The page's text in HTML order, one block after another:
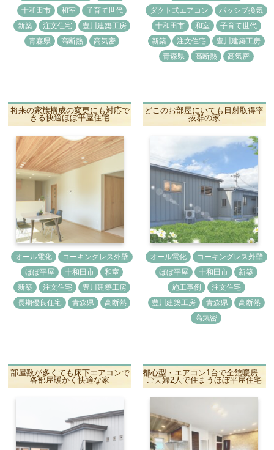
十和田市 和室 子育て世代
新築 注文住宅 豊川建築工房
青森県 高断熱 高気密
ダクト式エアコン パッシブ換気
十和田市 和室 子育て世代
新築 注文住宅 豊川建築工房
青森県 高断熱 高気密
将来の家族構成の変更にも対応で
きる快適ほぼ平屋住宅
オール電化 コーキングレス外壁
ほぼ平屋 十和田市 和室
新築 注文住宅 豊川建築工房
長期優良住宅 青森県 高断熱
どこのお部屋にいても日射取得率
抜群の家
オール電化 コーキングレス外壁
ほぼ平屋 十和田市 新築
施工事例 注文住宅
豊川建築工房 青森県 高断熱
高気密
部屋数が多くても床下エアコンで
各部屋暖かく快適な家
都心型・エアコン1台で全館暖房
ご夫婦2人で住まうほぼ平屋住宅